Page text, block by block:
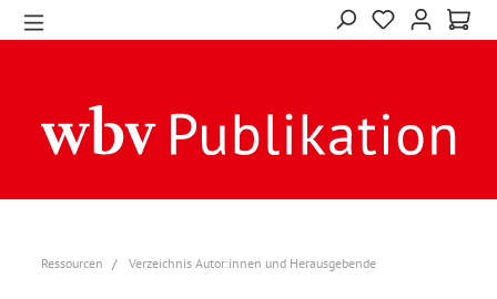
Ressourcen Verzeichnis Autor:innen und Herausgebende